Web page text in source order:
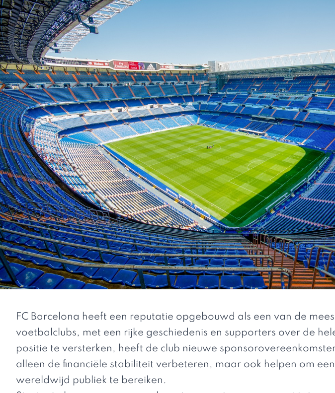
FC Barcelona heeft een reputatie opgebouwd als een van de
voetbalclubs, met een rijke geschiedenis en supporters over de
positie te versterken, heeft de club nieuwe
alleen de financiële stabiliteit verbeteren, maar ook helpen om
wereldwijd publiek te bereiken.